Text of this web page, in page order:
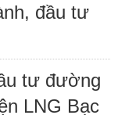
đầu tư
tư đường
LNG Bạc